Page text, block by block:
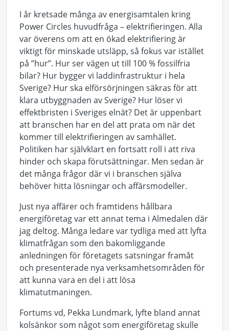
I år kretsade många av energisamtalen kring
Power Circles huvudfråga – elektrifieringen. Alla
var överens om att en ökad elektrifiering är
viktigt för minskade utsläpp, så fokus var istället
på ”hur”. Hur ser vägen ut till 100 % fossilfria
bilar? Hur bygger vi laddinfrastruktur i hela
Sverige? Hur ska elförsörjningen säkras för att
klara utbyggnaden av Sverige? Hur löser vi
effektbristen i Sveriges elnät? Det är uppenbart
att branschen har en del att prata om när det
kommer till elektrifieringen av samhället.
Politiken har självklart en fortsatt roll i att riva
hinder och skapa förutsättningar. Men sedan är
det många frågor där vi i branschen själva
behöver hitta lösningar och affärsmodeller.
Just nya affärer och framtidens hållbara
energiföretag var ett annat tema i Almedalen där
jag deltog. Många ledare var tydliga med att lyfta
klimatfrågan som den bakomliggande
anledningen för företagets satsningar framåt
och presenterade nya verksamhetsområden för
att kunna vara en del i att lösa
klimatutmaningen.
Fortums vd, Pekka Lundmark, lyfte bland annat
kolsänkor som något som energiföretag skulle